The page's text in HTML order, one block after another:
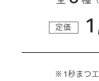
定価
※1秒まつエ